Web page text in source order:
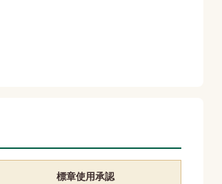
標章使用承認